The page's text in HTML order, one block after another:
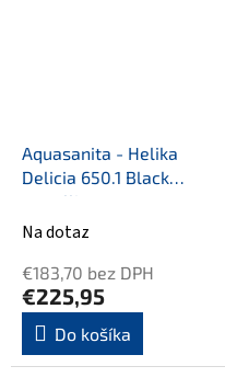
Aquasanita - Helika
Delicia 650.1 Black
metallic
Na dotaz
€183,70 bez DPH
€225,95
Do košíka